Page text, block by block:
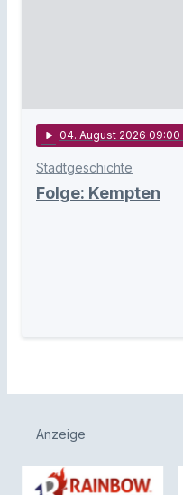
play_arrow 04. August 2026 09:00
Stadtgeschichte
Folge: Kempten
Anzeige